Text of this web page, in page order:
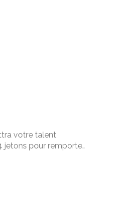
votre talent
jetons pour remporter